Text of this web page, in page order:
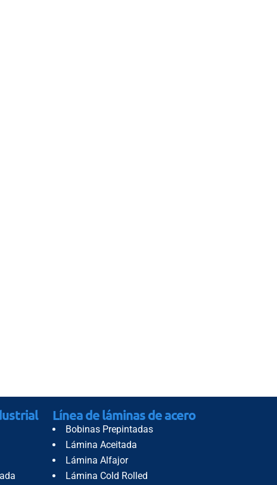
Línea de láminas de acero
Bobinas Prepintadas
Lámina Aceitada
Lámina Alfajor
Lámina Cold Rolled